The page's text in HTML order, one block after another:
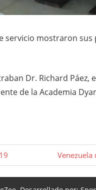
servicio mostraron
Dr. Richard
de la Academia
Entrada
siguiente: